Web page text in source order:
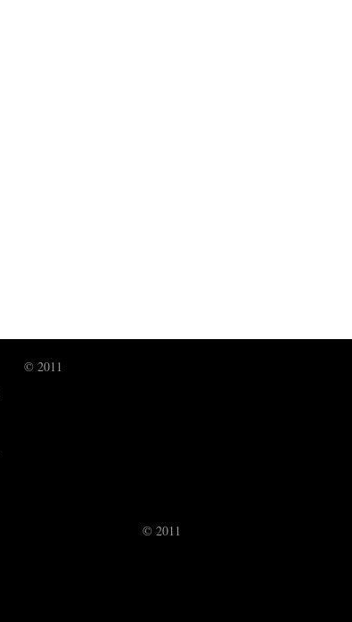
© 2011
© 2011